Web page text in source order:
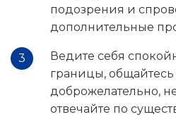
подозрения и
дополнительные
Ведите себя
границы,
доброжелательно,
отвечайте по